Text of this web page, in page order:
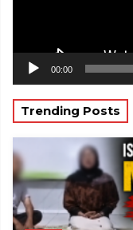
00:00
Trending Posts